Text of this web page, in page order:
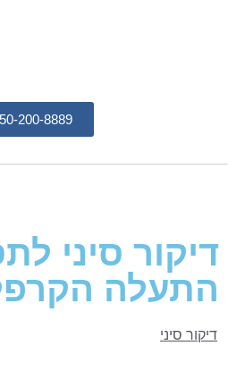
200-8889
דיקור סיני
התעלה
דיקור סיני